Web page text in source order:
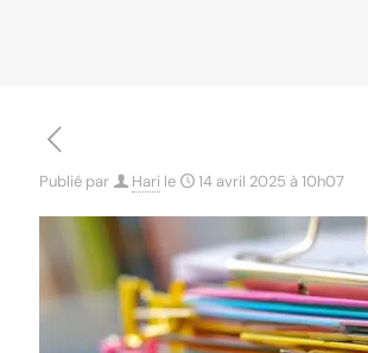
Publié par Hari le 14 avril 2025 à 10h07